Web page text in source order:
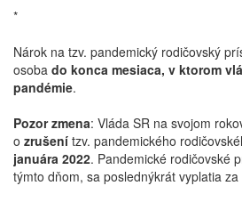
*
Nárok na tzv. pandemický rodičovský
osoba do konca mesiaca, v ktorom
pandémie.
Pozor zmena: Vláda SR na svojom
o zrušení tzv. pandemického
januára 2022. Pandemické rodičovské
týmto dňom, sa poslednýkrát vyplatia